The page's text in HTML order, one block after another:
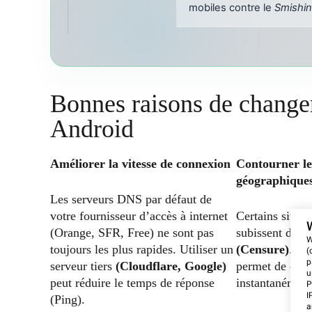
mobiles contre le
Bonnes raisons de
Android
Améliorer la vitesse de connexion
Les serveurs DNS par défaut de
votre fournisseur d’accès à internet
(Orange, SFR, Free) ne sont pas
toujours les plus rapides. Utiliser un
serveur tiers (Cloudflare, Google)
peut réduire le temps de réponse
(Ping).
Contourner
Certains sites
subissent des
(Censure).
permet de